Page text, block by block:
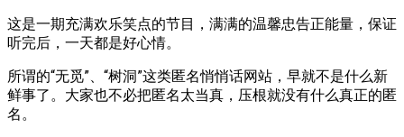
这是一期充满欢乐笑点的节目，满满的温馨忠告正能量，保证
听完后，一天都是好心情。
所谓的“无觅”、“树洞”这类匿名悄悄话网站，早就不是什么新
鲜事了。大家也不必把匿名太当真，压根就没有什么真正的匿
名。